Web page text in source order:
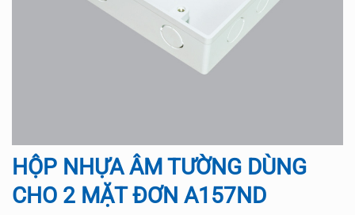
HỘP NHỰA ÂM TƯỜNG DÙNG
CHO 2 MẶT ĐƠN A157ND